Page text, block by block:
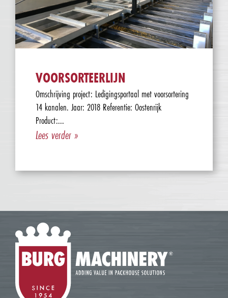
VOORSORTEERLIJN
Omschrijving project: Ledigingsportaal met voorsortering
14 kanalen. Jaar: 2018 Referentie: Oostenrijk
Product:...
Lees verder »